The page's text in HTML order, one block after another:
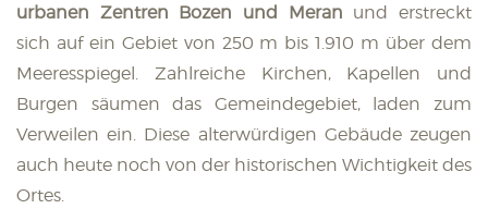
urbanen Zentren Bozen und Meran und erstreckt
sich auf ein Gebiet von 250 m bis 1.910 m über dem
Meeresspiegel. Zahlreiche Kirchen, Kapellen und
Burgen säumen das Gemeindegebiet, laden zum
Verweilen ein. Diese alterwürdigen Gebäude zeugen
auch heute noch von der historischen Wichtigkeit des
Ortes.